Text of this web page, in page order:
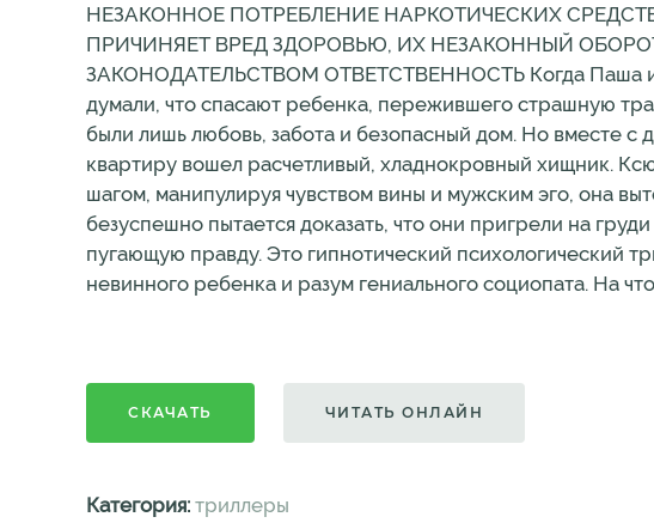
НЕЗАКОННОЕ ПОТРЕБЛЕНИЕ НАРКОТИЧЕСКИХ
ПРИЧИНЯЕТ ВРЕД ЗДОРОВЬЮ, ИХ НЕЗАКОННЫЙ
ЗАКОНОДАТЕЛЬСТВОМ ОТВЕТСТВЕННОСТЬ Когда Паша и
думали, что спасают ребенка, пережившего страшную
были лишь любовь, забота и безопасный дом. Но вместе с
квартиру вошел расчетливый, хладнокровный хищник.
шагом, манипулируя чувством вины и мужским эго, она
безуспешно пытается доказать, что они пригрели на
пугающую правду. Это гипнотический психологический
невинного ребенка и разум гениального социопата. На
СКАЧАТЬ ЧИТАТЬ ОНЛАЙН
Категория: триллеры